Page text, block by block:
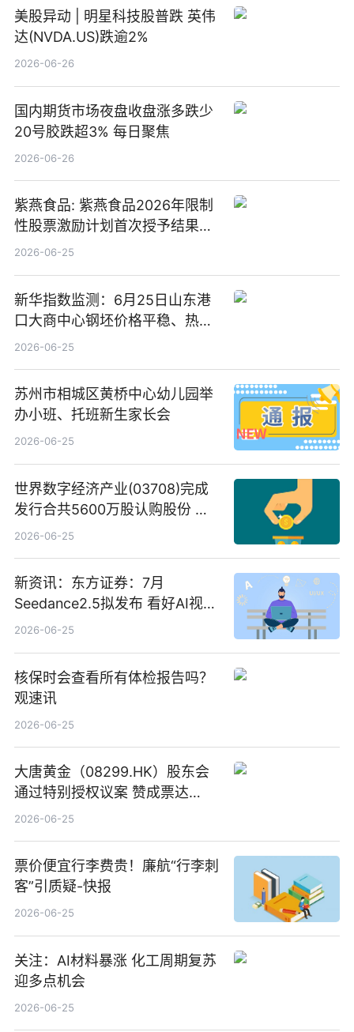
美股异动 | 明星科技股普跌 英伟
达(NVDA.US)跌逾2%
2026-06-26
国内期货市场夜盘收盘涨多跌少
20号胶跌超3% 每日聚焦
2026-06-26
紫燕食品: 紫燕食品2026年限制
性股票激励计划首次授予结果公
告-微资讯
2026-06-25
新华指数监测：6月25日山东港
口大商中心钢坯价格平稳、热轧
C料价格微幅下跌
2026-06-25
苏州市相城区黄桥中心幼儿园举
办小班、托班新生家长会
2026-06-25
世界数字经济产业(03708)完成
发行合共5600万股认购股份 净
筹约1007万港元 独家焦点
2026-06-25
新资讯：东方证券：7月
Seedance2.5拟发布 看好AI视频
创作工作流进一步提效
2026-06-25
核保时会查看所有体检报告吗？
观速讯
2026-06-25
大唐黄金（08299.HK）股东会
通过特别授权议案 赞成票达
100%_新动态
2026-06-25
票价便宜行李费贵！廉航“行李刺
客”引质疑-快报
2026-06-25
关注：AI材料暴涨 化工周期复苏
迎多点机会
2026-06-25